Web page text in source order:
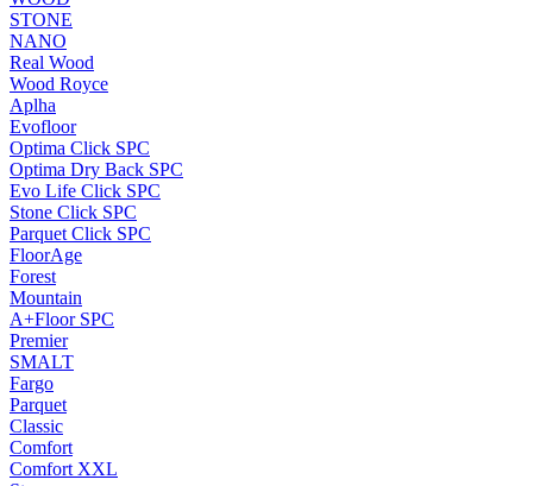
STONE
NANO
Real Wood
Wood Royce
Aplha
Evofloor
Optima Click SPC
Optima Dry Back SPC
Evo Life Click SPC
Stone Click SPC
Parquet Click SPC
FloorAge
Forest
Mountain
A+Floor SPC
Premier
SMALT
Fargo
Parquet
Classic
Comfort
Comfort XXL